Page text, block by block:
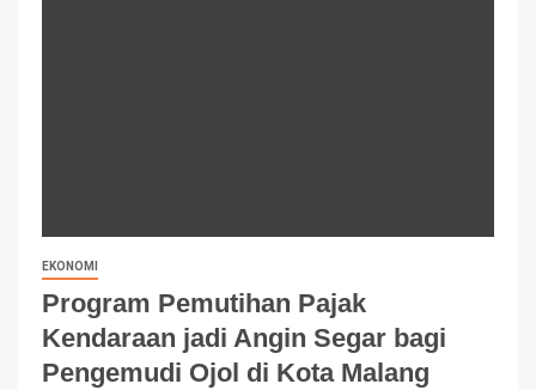
EKONOMI
Program Pemutihan Pajak
Kendaraan jadi Angin Segar bagi
Pengemudi Ojol di Kota Malang